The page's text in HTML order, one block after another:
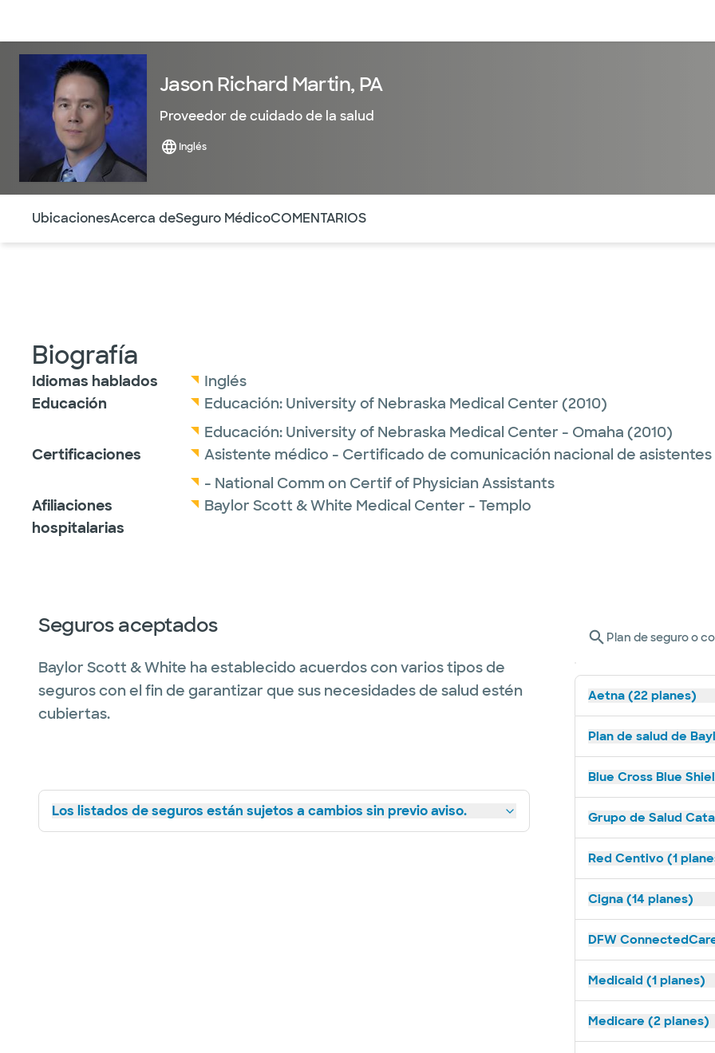
Jason Richard Martin, PA
Proveedor de cuidado de la salud
Inglés
UbicacionesAcerca deSeguro MédicoCOMENTARIOS
Biografía
Idiomas hablados
Inglés
Educación
Educación: University of Nebraska Medical Center (2010)
Educación: University of Nebraska Medical Center - Omaha (2010)
Certificaciones
Asistente médico - Certificado de comunicación nacional de
- National Comm on Certif of Physician Assistants
Afiliaciones
hospitalarias
Baylor Scott & White Medical Center - Templo
Seguros aceptados
Baylor Scott & White ha establecido acuerdos con varios tipos de
seguros con el fin de garantizar que sus necesidades de salud estén
cubiertas.
Los listados de seguros están sujetos a cambios sin previo aviso.
Plan de seguro o
Aetna (22 planes)
Plan de salud de
Blue Cross Blue
Grupo de Salud
Red Centivo (1
Cigna (14 planes)
DFW
Medicaid (1 planes)
Medicare (2 planes)